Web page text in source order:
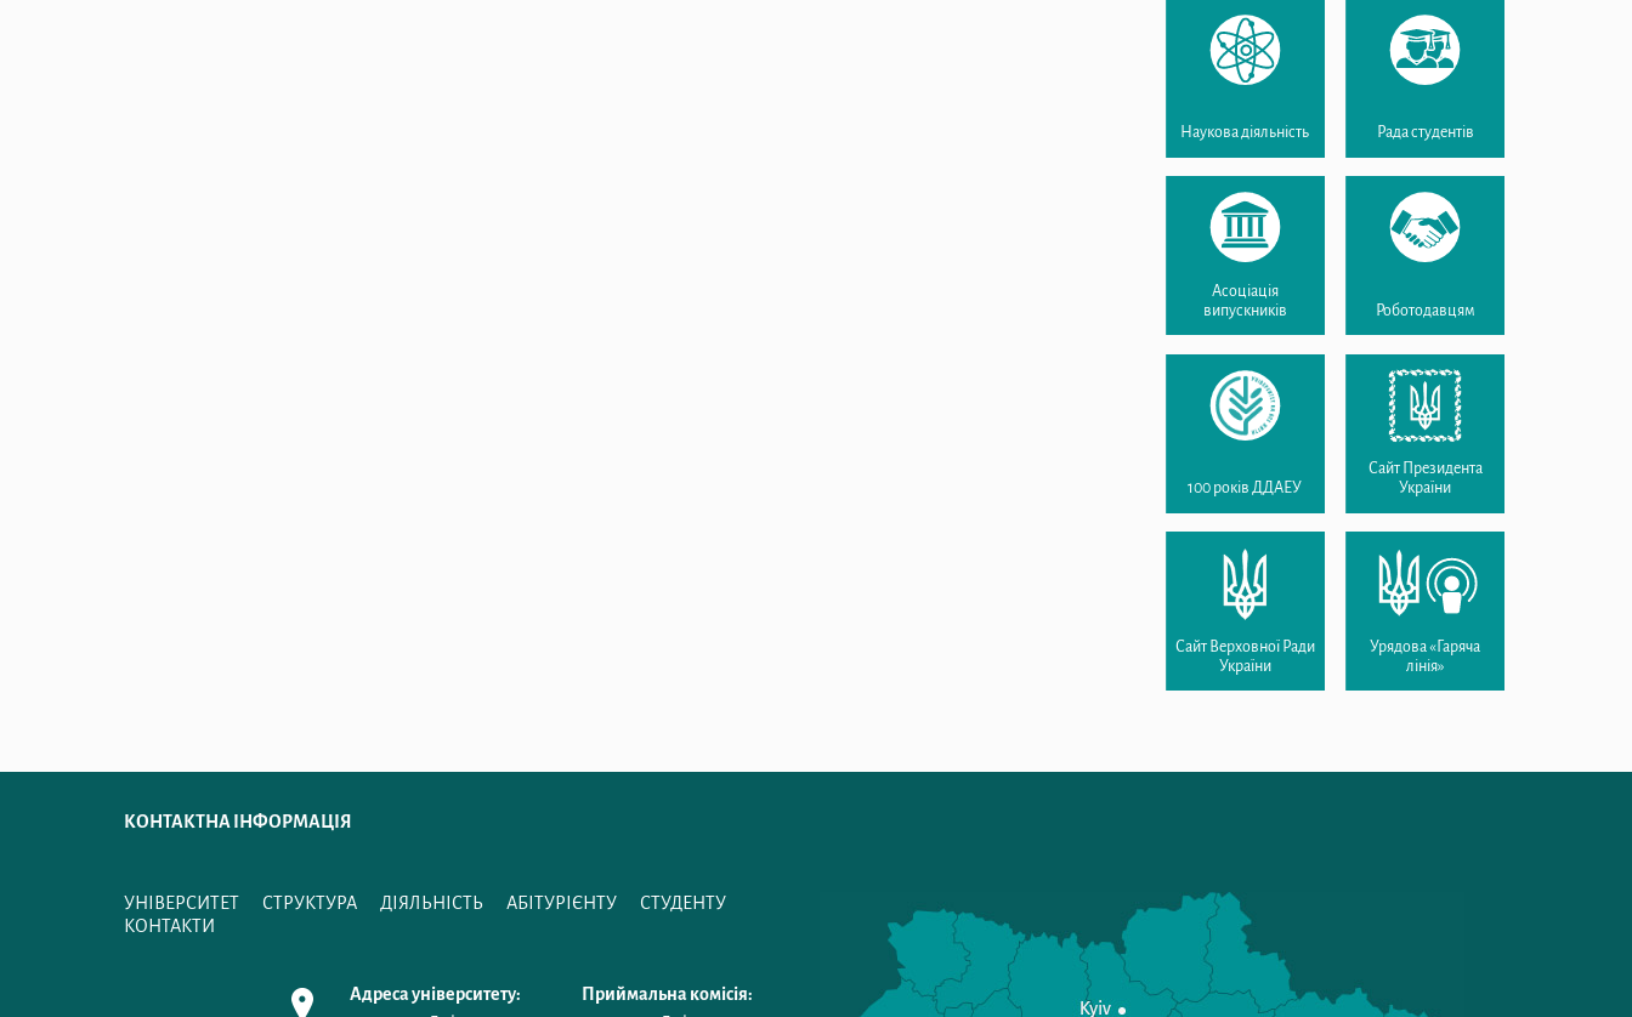
Наукова діяльність Рада студентів
Асоціація
випускників
Роботодавцям
100 років ДДАЕУ
Сайт Президента
України
Сайт Верховної Ради
України
Урядова «Гаряча
лінія»
КОНТАКТНА ІНФОРМАЦІЯ
УНІВЕРСИТЕТ СТРУКТУРА ДІЯЛЬНІСТЬ АБІТУРІЄНТУ
СТУДЕНТУ
КОНТАКТИ
Адреса університету:
Приймальна комісія: